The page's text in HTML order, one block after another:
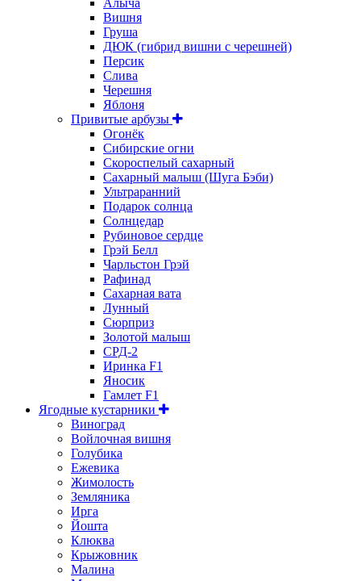
Вишня
Груша
ДЮК (гибрид вишни с черешней)
Персик
Слива
Черешня
Яблоня
Привитые арбузы
Огонёк
Сибирские огни
Скороспелый сахарный
Сахарный малыш (Шуга Бэби)
Ультраранний
Подарок солнца
Солнцедар
Рубиновое сердце
Грэй Белл
Чарльстон Грэй
Рафинад
Сахарная вата
Лунный
Сюрприз
Золотой малыш
СРД-2
Иринка F1
Яносик
Гамлет F1
Ягодные кустарники
Виноград
Войлочная вишня
Голубика
Ежевика
Жимолость
Земляника
Ирга
Йошта
Клюква
Крыжовник
Малина